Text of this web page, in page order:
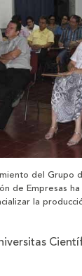
del Grupo
de Empresas
la